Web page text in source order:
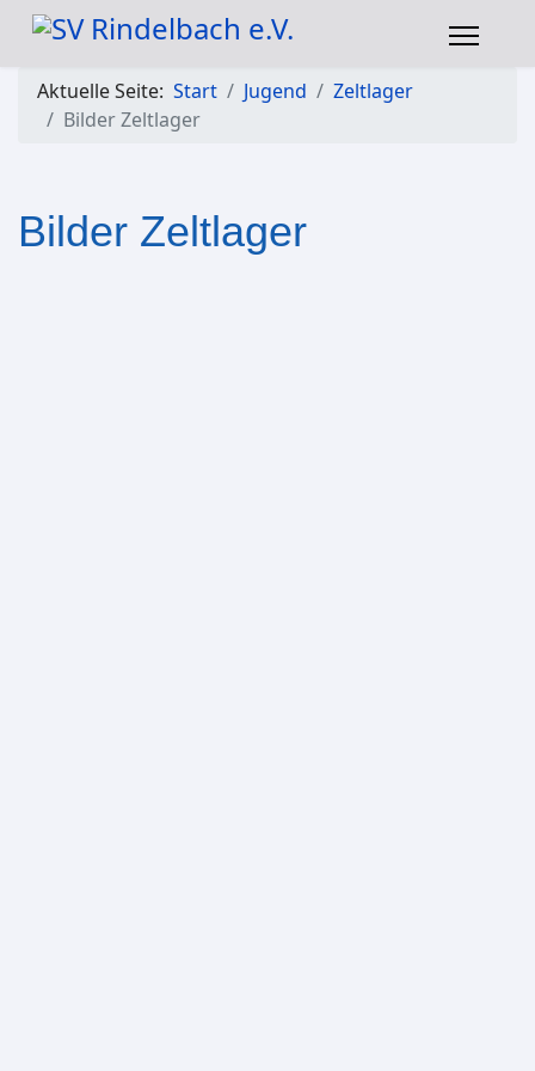
Aktuelle Seite: Start Jugend
Zeltlager
Bilder Zeltlager
Bilder Zeltlager